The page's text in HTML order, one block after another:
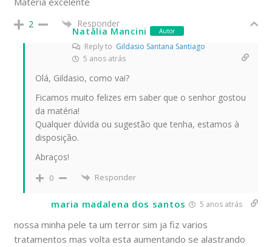
2 Responder
Natália Mancini Autor
Reply to Gildasio Santana Santiago
5 anos atrás
Olá, Gildasio, como vai?
Ficamos muito felizes em saber que o senhor gostou
da matéria!
Qualquer dúvida ou sugestão que tenha, estamos à
disposição.
Abraços!
0 Responder
maria madalena dos santos 5 anos atrás
nossa minha pele ta um terror sim ja fiz varios
tratamentos mas volta esta aumentando se alastrando